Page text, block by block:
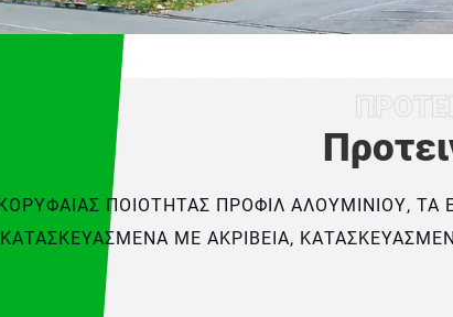
ΠΟΙΌΤΗΤΑΣ ΠΡΟΦΊΛ ΑΛΟΥΜΙΝΊΟΥ, ΤΑ
ΜΕ ΑΚΡΊΒΕΙΑ,